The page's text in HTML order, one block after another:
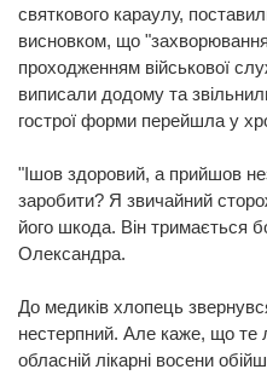
святкового караулу,
висновком, що
проходженням військової
виписали додому та
гострої форми перейшла у
"Ішов здоровий, а прийшов
заробити? Я звичайний
його шкода. Він тримається
Олександра.
До медиків хлопець
нестерпний. Але каже, що те
обласній лікарні восени